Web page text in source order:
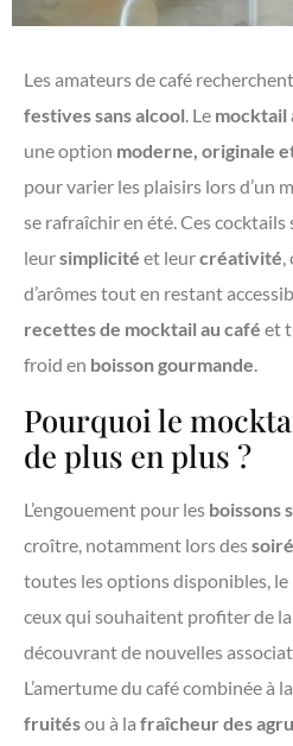
Les amateurs de café
festives sans alcool. Le mocktail
une option moderne, originale
pour varier les plaisirs lors d’un
se rafraîchir en été. Ces
leursimplicité et leurcréativité,
d’arômes tout en restant
recettes de mocktail au café et
froid en boisson gourmande.
Pourquoi le
de plus en plus ?
L’engouement pour les boissons
croître, notamment lors des
toutes les options disponibles, le
ceux qui souhaitent profiter de la
découvrant de nouvelles
L’amertume du café combinée à la
fruitésou à la fraîcheur des